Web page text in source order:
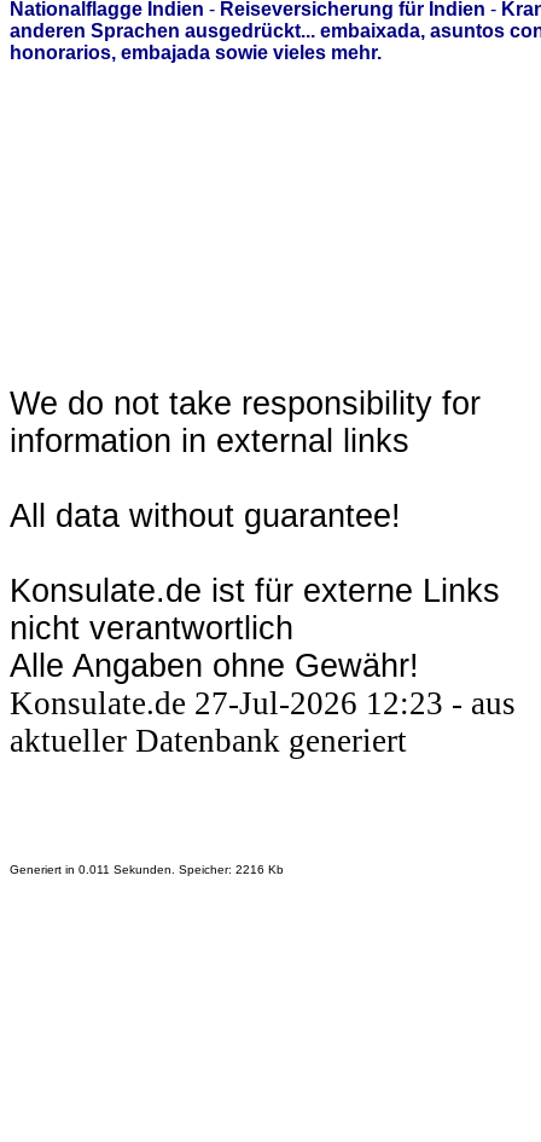
Nationalflagge Indien - Reiseversicherung für Indien -
anderen Sprachen ausgedrückt... embaixada, asuntos
honorarios, embajada sowie vieles mehr.
We do not take responsibility for
information in external links
All data without guarantee!
Konsulate.de ist für externe Links
nicht verantwortlich
Alle Angaben ohne Gewähr!
Konsulate.de 27-Jul-2026 12:23 - aus
aktueller Datenbank generiert
Generiert in 0.011 Sekunden. Speicher: 2216 Kb